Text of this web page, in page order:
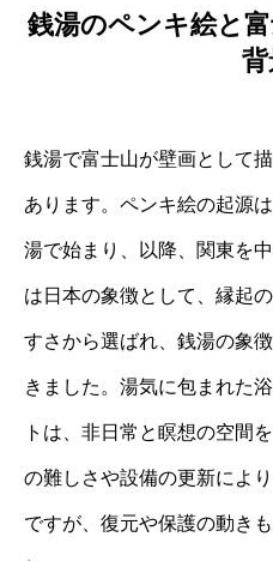
銭湯のペンキ絵と
銭湯で富士山が壁画として
あります。ペンキ絵の起源
湯で始まり、以降、関東を
は日本の象徴として、縁起
すさから選ばれ、銭湯の象
きました。湯気に包まれた
トは、非日常と瞑想の空間
の難しさや設備の更新によ
ですが、復元や保護の動き